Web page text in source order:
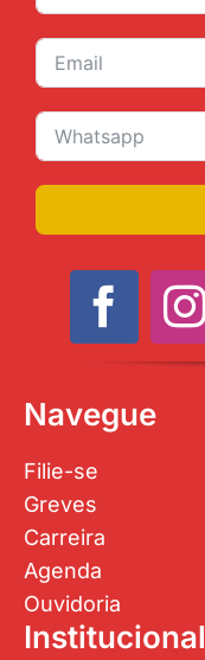
Navegue
Filie-se
Greves
Carreira
Agenda
Ouvidoria
Institucional